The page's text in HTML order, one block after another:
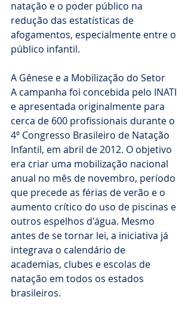
natação e o poder público na
redução das estatísticas de
afogamentos, especialmente entre o
público infantil.
A Gênese e a Mobilização do Setor
A campanha foi concebida pelo INATI
e apresentada originalmente para
cerca de 600 profissionais durante o
4º Congresso Brasileiro de Natação
Infantil, em abril de 2012. O objetivo
era criar uma mobilização nacional
anual no mês de novembro, período
que precede as férias de verão e o
aumento crítico do uso de piscinas e
outros espelhos d'água. Mesmo
antes de se tornar lei, a iniciativa já
integrava o calendário de
academias, clubes e escolas de
natação em todos os estados
brasileiros.